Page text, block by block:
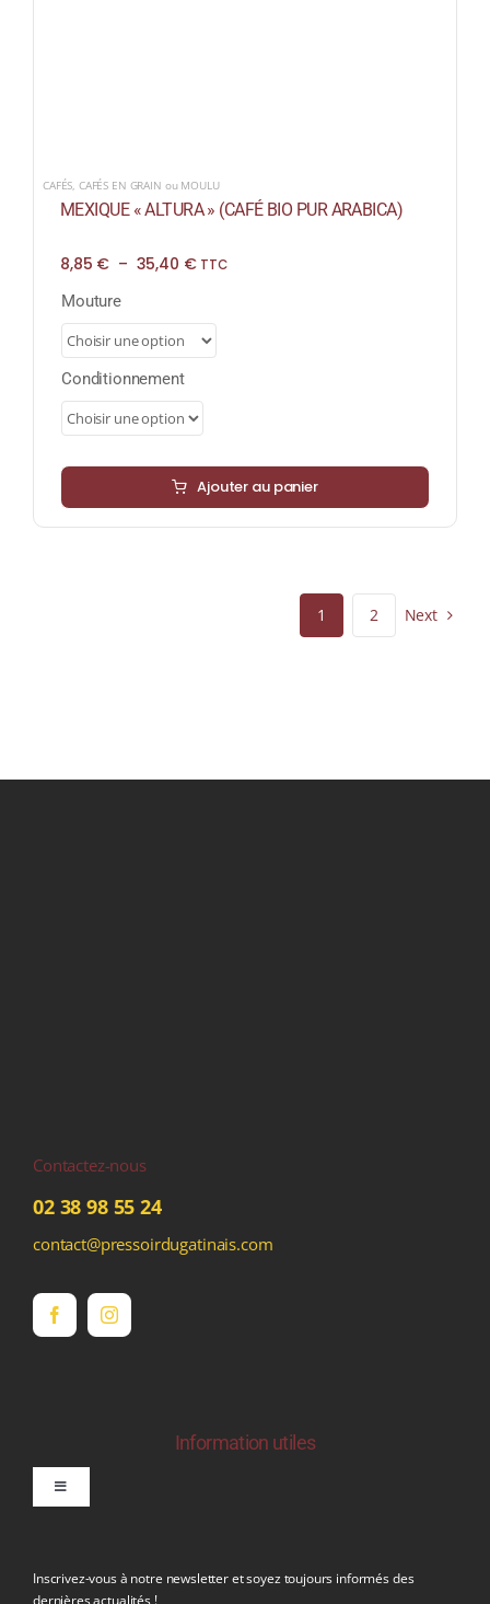
CAFÉS, CAFÉS EN GRAIN ou MOULU
MEXIQUE « ALTURA » (CAFÉ BIO PUR ARABICA)
8,85 € – 35,40 €Plage
à
35,40 €
TTC
Mouture
Conditionnement
Ajouter au panier
1 2 Next
Contactez-nous
02 38 98 55 24
contact@pressoirdugatinais.com
Information utiles
Toggle
Inscrivez-vous à notre newsletter et soyez toujours informés des
dernières actualités !